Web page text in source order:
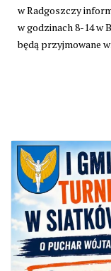
w Radgoszczy
w godzinach 8-14 w
będą przyjmowane